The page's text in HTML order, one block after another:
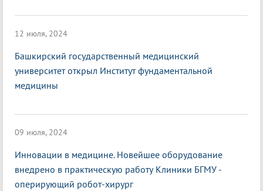
12 июля, 2024
Башкирский государственный медицинский
университет открыл Институт фундаментальной
медицины
09 июля, 2024
Инновации в медицине. Новейшее оборудование
внедрено в практическую работу Клиники БГМУ -
оперирующий робот-хирург